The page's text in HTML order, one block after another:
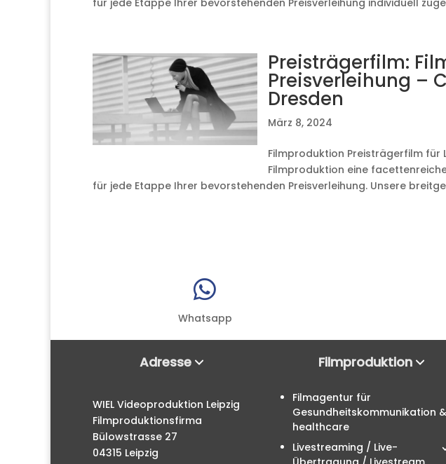
für jede Etappe Ihrer bevorstehenden Preisverleihung individuell
Preisträgerfilm:
Preisverleihung –
Dresden
März 8, 2024
Filmproduktion Preisträgerfilm für
Filmproduktion eine
für jede Etappe Ihrer bevorstehenden Preisverleihung. Unsere

Whatsapp
Adresse
WIEL Videoproduktion Leipzig
Filmproduktionsfirma
Bülowstrasse 27
04315 Leipzig
Filmproduktion
Filmagentur für
Gesundheitskommunikation &
healthcare
Livestreaming / Live-